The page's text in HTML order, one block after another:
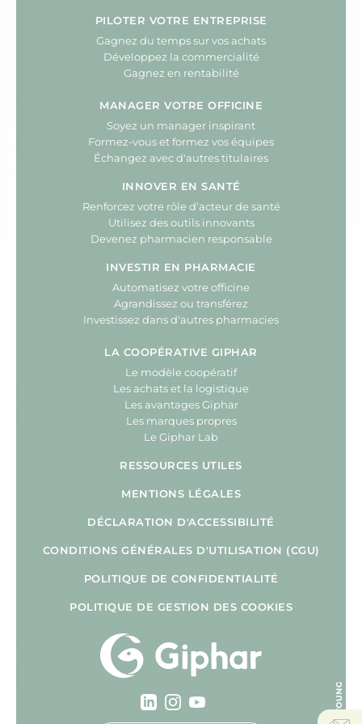
PILOTER VOTRE ENTREPRISE
Gagnez du temps sur vos achats
Développez la commercialité
Gagnez en rentabilité
MANAGER VOTRE OFFICINE
Soyez un manager inspirant
Formez-vous et formez vos équipes
Échangez avec d'autres titulaires
INNOVER EN SANTÉ
Renforcez votre rôle d’acteur de santé
Utilisez des outils innovants
Devenez pharmacien responsable
INVESTIR EN PHARMACIE
Automatisez votre officine
Agrandissez ou transférez
Investissez dans d'autres pharmacies
LA COOPÉRATIVE GIPHAR
Le modèle coopératif
Les achats et la logistique
Les avantages Giphar
Les marques propres
Le Giphar Lab
RESSOURCES UTILES
MENTIONS LÉGALES
DÉCLARATION D'ACCESSIBILITÉ
CONDITIONS GÉNÉRALES D'UTILISATION (CGU)
POLITIQUE DE CONFIDENTIALITÉ
POLITIQUE DE GESTION DES COOKIES